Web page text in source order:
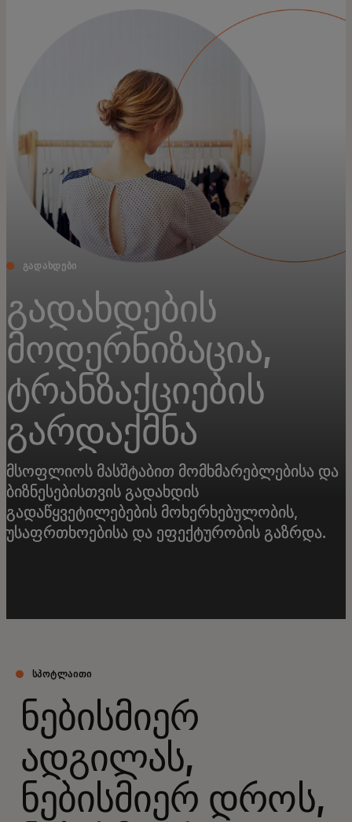
ბიზნესისთვის
მსოფლიოსთვის
ინოვატორებისთვის
სიახლეები და ტენდენციები
ᲒᲐᲓᲐᲮᲓᲔᲑᲘ
გადახდების
მოდერნიზაცია,
ტრანზაქციების
გარდაქმნა
მსოფლიოს მასშტაბით მომხმარებლებისა და
ბიზნესებისთვის გადახდის
გადაწყვეტილებების მოხერხებულობის,
უსაფრთხოებისა და ეფექტურობის გაზრდა.
ᲡᲞᲝᲢᲚᲐᲘᲗᲘ
ნებისმიერ
ადგილას,
ნებისმიერ დროს,